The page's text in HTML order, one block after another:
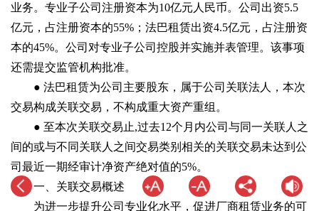
业务。专业子公司注册资本为10亿元人民币。公司出资5.5
亿元，占注册资本的55%；法巴租赁出资4.5亿元，占注册资
本的45%。公司对专业子公司控股并实施并表管理。该事项
还需提交监管机构批准。
● 法巴租赁为公司主要股东，属于公司关联法人，本次
交易构成关联交易，不构成重大资产重组。
● 至本次关联交易止,过去12个月内公司与同一关联人之
间的或与不同关联人之间交易类别相关的关联交易未达到公
司最近一期经审计净资产绝对值的5%。
一、关联交易概述
为进一步提升公司专业化水平，促进厂商租赁业务的可